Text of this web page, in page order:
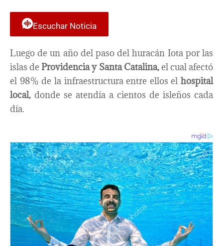
Escuchar Noticia
Luego de un año del paso del huracán Iota por las
islas de Providencia y Santa Catalina,el cual afectó
el 98% de la infraestructura entre ellos el hospital
local, donde se atendía a cientos de isleños cada
día.